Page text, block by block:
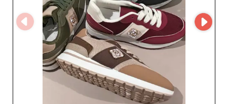
votre catalogue avec des costumes
homme cérémonie qui reflètent le
prestige et le savoir-faire de notre
réseau. Faites de votre boutique une
référence en matière de mode
masculine pour les grandes occasions
avec ces pièces incontournables et